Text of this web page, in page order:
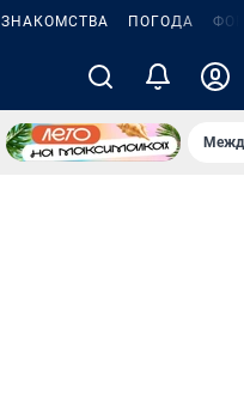
ЗНАКОМСТВА ПОГОДА